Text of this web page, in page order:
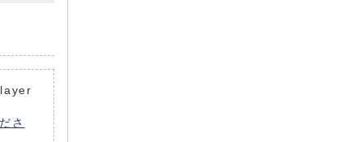
さ